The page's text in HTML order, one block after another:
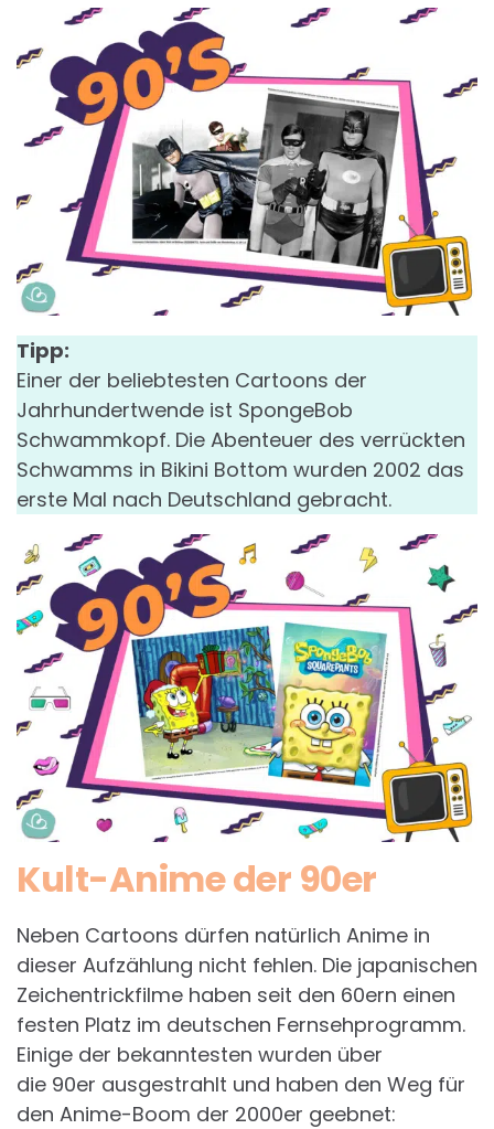
Tipp:
Einer der beliebtesten Cartoons der
Jahrhundertwende ist SpongeBob
Schwammkopf. Die Abenteuer des verrückten
Schwamms in Bikini Bottom wurden 2002 das
erste Mal nach Deutschland gebracht.
Kult-Anime der 90er
Neben Cartoons dürfen natürlich Anime in
dieser Aufzählung nicht fehlen. Die japanischen
Zeichentrickfilme haben seit den 60ern einen
festen Platz im deutschen Fernsehprogramm.
Einige der bekanntesten wurden über
die 90er ausgestrahlt und haben den Weg für
den Anime-Boom der 2000er geebnet: